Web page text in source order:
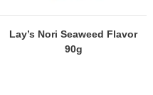
Lay’s Nori Seaweed Flavor
90g